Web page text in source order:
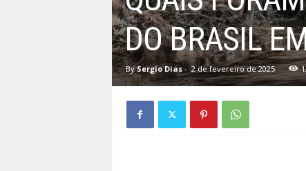
DO BRASIL
By Sergio Dias- 2 de fevereiro de 2025